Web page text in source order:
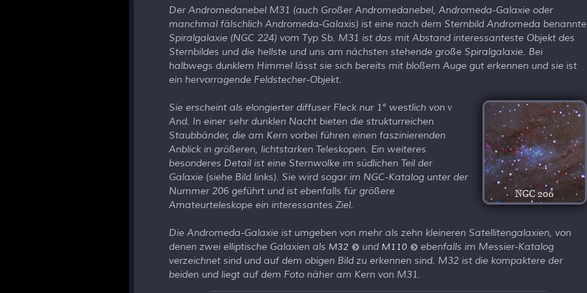
Der Andromedanebel M31 (auch Großer Andromedanebel, Andromeda-Galaxie oder
manchmal fälschlich Andromeda-Galaxis) ist eine nach dem Sternbild Andromeda benannte
Spiralgalaxie (NGC 224) vom Typ Sb. M31 ist das mit Abstand interessanteste Objekt des
Sternbildes und die hellste und uns am nächsten stehende große Spiralgalaxie. Bei
halbwegs dunklem Himmel lässt sie sich bereits mit bloßem Auge gut erkennen und sie ist
ein hervorragende Feldstecher-Objekt.
Sie erscheint als elongierter diffuser Fleck nur 1° westlich von ν
And. In einer sehr dunklen Nacht bieten die strukturreichen
Staubbänder, die am Kern vorbei führen einen faszinierenden
Anblick in größeren, lichtstarken Teleskopen. Ein weiteres
besonderes Detail ist eine Sternwolke im südlichen Teil der
Galaxie (siehe Bild links). Sie wird sogar im NGC-Katalog unter der
Nummer 206 geführt und ist ebenfalls für größere
Amateurteleskope ein interessantes Ziel.
Die Andromeda-Galaxie ist umgeben von mehr als zehn kleineren Satellitengalaxien, von
denen zwei elliptische Galaxien als M32 und M110
ebenfalls im Messier-Katalog
verzeichnet sind und auf dem obigen Bild zu erkennen sind. M32 ist die kompaktere der
beiden und liegt auf dem Foto näher am Kern von M31.